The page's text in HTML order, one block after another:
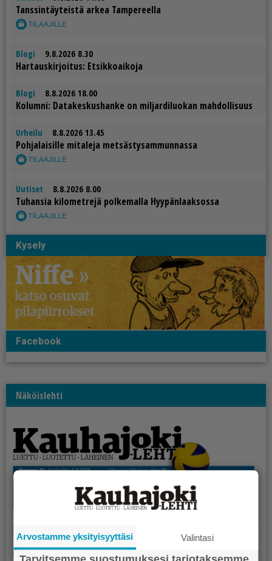
Tans­sin­täy­teis­tä ar­kea Tam­pe­reel­la
Blogi 9.8.2026 8.30
Har­taus­kir­joi­tus: Et­sik­ko­ai­ko­ja
Blogi 8.8.2026 18.00
Ko­lum­ni: Da­ta­kes­kus­han­ke on mil­jar­di­luo­kan mah­dol­li­suus
Urheilu 8.8.2026 13.45
Poh­ja­lai­sil­le mi­ta­le­ja met­säs­ty­sam­mun­nas­sa
Uutiset 8.8.2026 8.00
Tu­han­sia ki­lo­met­re­jä pol­ke­mal­la Hyy­pän­laak­sos­sa
Kysely
Facebook
Näköislehti
Arvostamme yksityisyyttäsi Valintasi
Tarvitsemme suostumuksesi tarjotaksemme